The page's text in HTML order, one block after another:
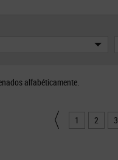
alfabéticamente.
1 2 3